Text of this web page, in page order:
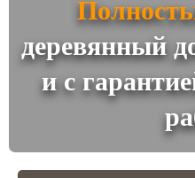
деревянный
и с